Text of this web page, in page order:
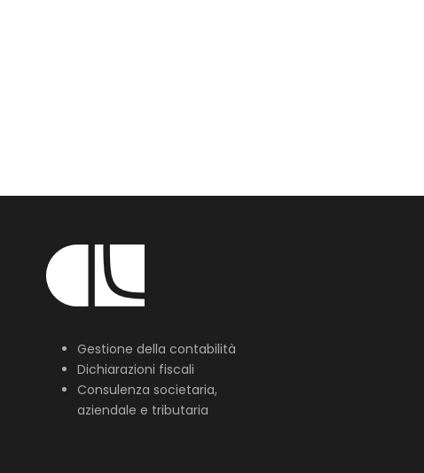
Gestione della contabilità
Dichiarazioni fiscali
Consulenza societaria,
aziendale e tributaria